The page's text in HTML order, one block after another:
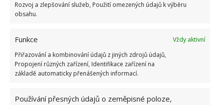
Rozvoj a zlepšování služeb, Použití omezených údajů k výběru
obsahu.
Funkce
Vždy aktivní
Přiřazování a kombinování údajů z jiných zdrojů údajů,
Propojení různých zařízení, Identifikace zařízení na
základě automaticky přenášených informací.
Používání přesných údajů o zeměpisné poloze,